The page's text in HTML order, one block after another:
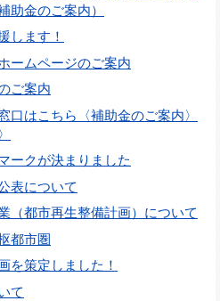
助金のご案内）
します！
ームページのご案内
ご案内
口はこちら〈補助金のご案内〉
ークが決まりました
表について
（都市再生整備計画）について
都市圏
を策定しました！
て